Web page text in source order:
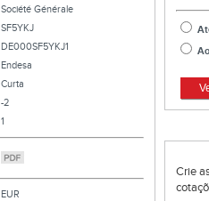
Société Générale
SF5YKJ
DE000SF5YKJ1
Endesa
Curta
-2
1
EUR
Crie